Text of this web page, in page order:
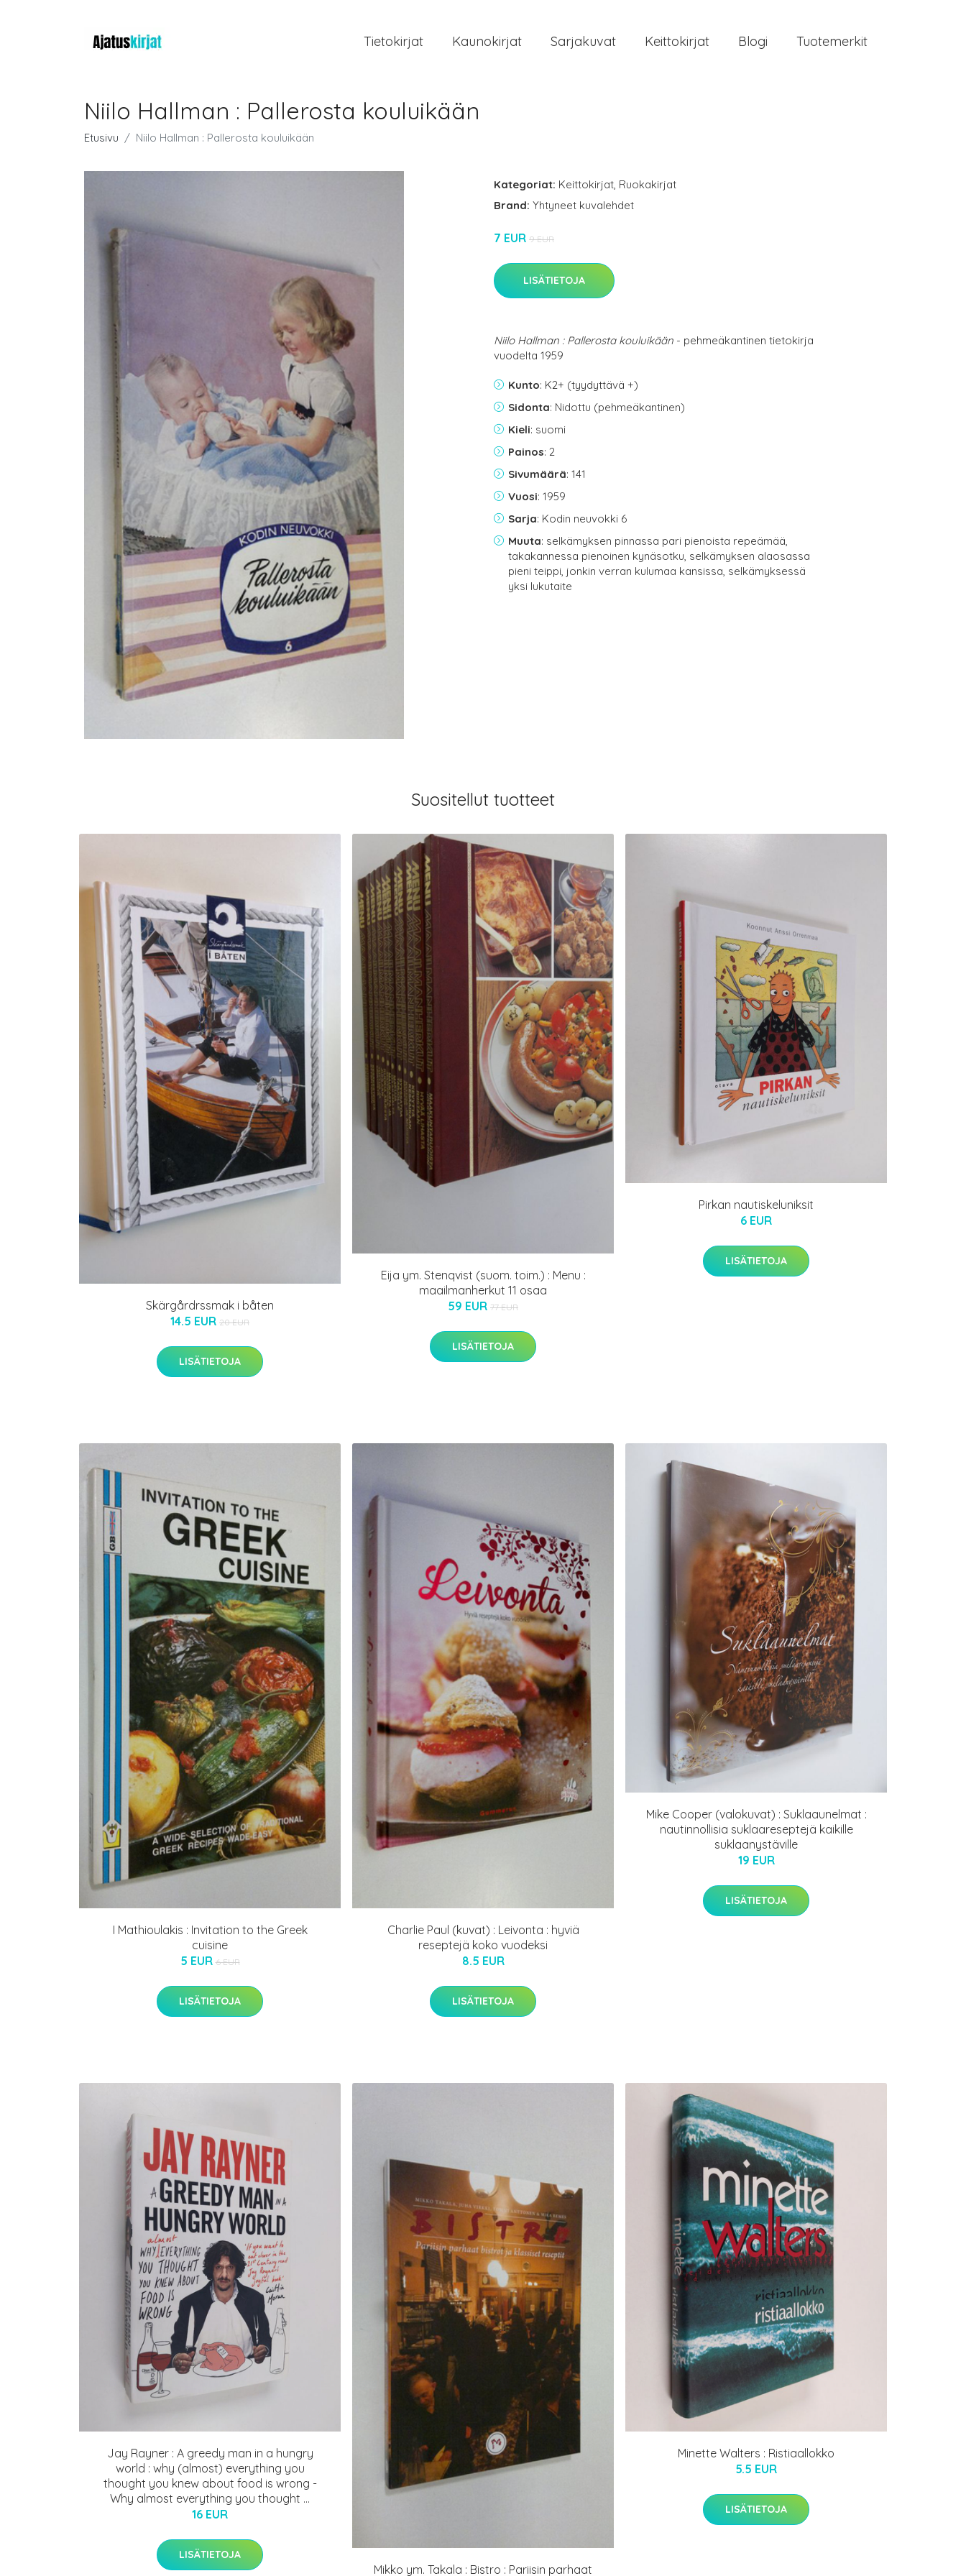
Tietokirjat Kaunokirjat Sarjakuvat Keittokirjat Blogi Tuotemerkit
Niilo Hallman : Pallerosta kouluikään
Etusivu Niilo Hallman : Pallerosta kouluikään
Kategoriat: Keittokirjat, Ruokakirjat
Brand: Yhtyneet kuvalehdet
7 EUR 9 EUR
LISÄTIETOJA
Niilo Hallman : Pallerosta kouluikään - pehmeäkantinen tietokirja
vuodelta 1959
Kunto: K2+ (tyydyttävä +)
Sidonta: Nidottu (pehmeäkantinen)
Kieli: suomi
Painos: 2
Sivumäärä: 141
Vuosi: 1959
Sarja: Kodin neuvokki 6
Muuta: selkämyksen pinnassa pari pienoista repeämää,
takakannessa pienoinen kynäsotku, selkämyksen alaosassa
pieni teippi, jonkin verran kulumaa kansissa, selkämyksessä
yksi lukutaite
Suositellut tuotteet
Skärgårdrssmak i båten
14.5 EUR 20 EUR
LISÄTIETOJA
Eija ym. Stenqvist (suom. toim.) : Menu :
maailmanherkut 11 osaa
59 EUR 77 EUR
LISÄTIETOJA
Pirkan nautiskeluniksit
6 EUR
LISÄTIETOJA
I Mathioulakis : Invitation to the Greek
cuisine
5 EUR 6 EUR
LISÄTIETOJA
Charlie Paul (kuvat) : Leivonta : hyviä
reseptejä koko vuodeksi
8.5 EUR
LISÄTIETOJA
Mike Cooper (valokuvat) : Suklaaunelmat :
nautinnollisia suklaareseptejä kaikille
suklaanystäville
19 EUR
LISÄTIETOJA
Jay Rayner : A greedy man in a hungry
world : why (almost) everything you
thought you knew about food is wrong -
Why almost everything you thought ...
16 EUR
LISÄTIETOJA
Mikko ym. Takala : Bistro : Pariisin parhaat
Minette Walters : Ristiaallokko
5.5 EUR
LISÄTIETOJA